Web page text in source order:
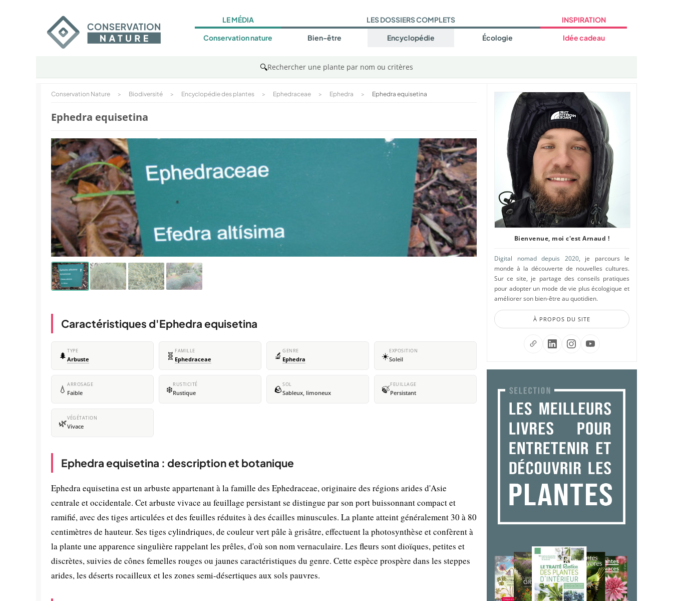
LE MÉDIA
Conservation nature
LES DOSSIERS COMPLETS
Bien-être Encyclopédie Écologie
INSPIRATION
Idée cadeau
🔍Rechercher une plante par nom ou critères
Conservation Nature > Biodiversité > Encyclopédie des plantes > Ephedraceae > Ephedra > Ephedra equisetina
Ephedra equisetina
Caractéristiques d'Ephedra equisetina
🌲 TYPE
Arbuste 🧬 FAMILLE
Ephedraceae 🔬 GENRE
Ephedra ☀️EXPOSITION
Soleil
💧 ARROSAGE
Faible ❄️RUSTICITÉ
Rustique 🪨SOL
Sableux, limoneux 🍃FEUILLAGE
Persistant
🌿VÉGÉTATION
Vivace
Ephedra equisetina : description et botanique
Ephedra equisetina est un arbuste appartenant à la famille des Ephedraceae, originaire des régions arides d'Asie
centrale et occidentale. Cet arbuste vivace au feuillage persistant se distingue par son port buissonnant compact et
ramifié, avec des tiges articulées et des feuilles réduites à des écailles minuscules. La plante atteint généralement 30 à 80
centimètres de hauteur. Ses tiges cylindriques, de couleur vert pâle à grisâtre, effectuent la photosynthèse et confèrent à
la plante une apparence singulière rappelant les prêles, d'où son nom vernaculaire. Les fleurs sont dioïques, petites et
discrètes, suivies de cônes femelles rouges ou jaunes caractéristiques du genre. Cette espèce prospère dans les steppes
arides, les déserts rocailleux et les zones semi-désertiques aux sols pauvres.
Bienvenue, moi c'est Arnaud !
Digital nomad depuis 2020, je parcours le
monde à la découverte de nouvelles cultures.
Sur ce site, je partage des conseils pratiques
pour adopter un mode de vie plus écologique et
améliorer son bien-être au quotidien.
À PROPOS DU SITE